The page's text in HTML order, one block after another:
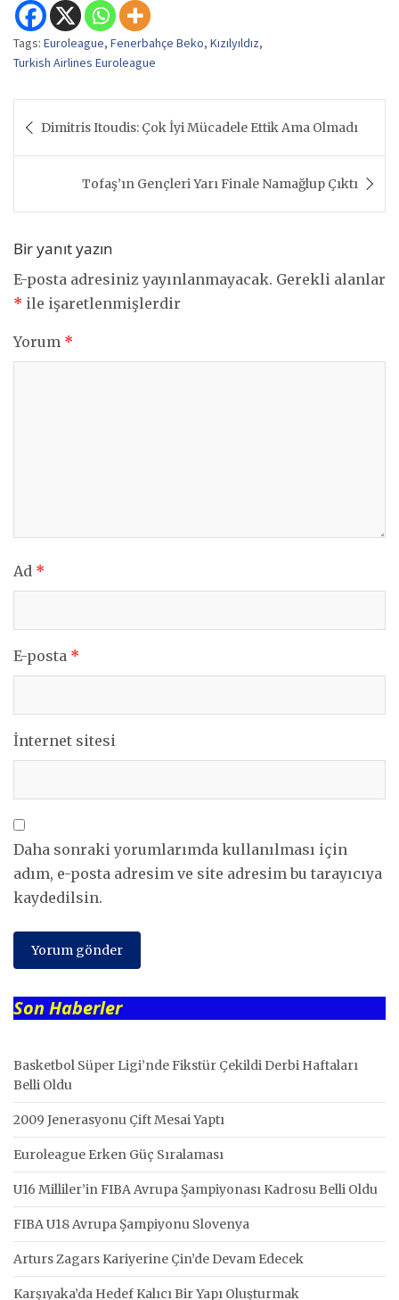
Tags: Euroleague, Fenerbahçe Beko, Kızılyıldız,
Turkish Airlines Euroleague
gezinmesi
Dimitris Itoudis: Çok İyi Mücadele Ettik Ama Olmadı
Tofaş’ın Gençleri Yarı Finale Namağlup Çıktı
Bir yanıt yazın
E-posta adresiniz yayınlanmayacak. Gerekli alanlar
* ile işaretlenmişlerdir
Yorum *
Ad *
E-posta *
İnternet sitesi
Daha sonraki yorumlarımda kullanılması için
adım, e-posta adresim ve site adresim bu tarayıcıya
kaydedilsin.
Son Haberler
Basketbol Süper Ligi’nde Fikstür Çekildi Derbi Haftaları
Belli Oldu
2009 Jenerasyonu Çift Mesai Yaptı
Euroleague Erken Güç Sıralaması
U16 Milliler’in FIBA Avrupa Şampiyonası Kadrosu Belli Oldu
FIBA U18 Avrupa Şampiyonu Slovenya
Arturs Zagars Kariyerine Çin’de Devam Edecek
Karşıyaka’da Hedef Kalıcı Bir Yapı Oluşturmak